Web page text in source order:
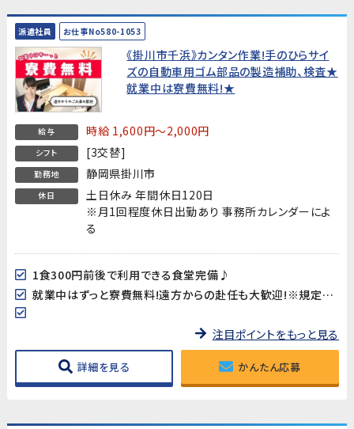
派遣社員 お仕事No580-1053
《掛川市千浜》カンタン作業!手のひらサイ
ズの自動車用ゴム部品の製造補助、検査★
就業中は寮費無料!★
給与 時給 1,600円～2,000円
シフト [3交替]
勤務地 静岡県掛川市
休日
土日休み 年間休日120日
※月1回程度休日出勤あり 事務所カレンダーによ
る
1食300円前後で利用できる食堂完備♪
就業中はずっと寮費無料!遠方からの赴任も大歓迎!※規定あり
注目ポイントをもっと見る
詳細を見る かんたん応募